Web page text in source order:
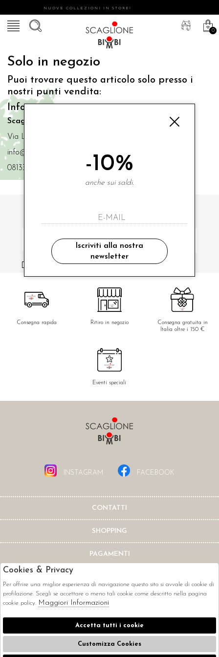
NUOVE COLLEZIONI IN STORE!
0
Solo in negozio
Puoi trovare questo articolo solo presso i
nostri punti vendita:
Info contatti
Scaglione Bimbi di Iacono Maria Angela
Via Luigi Mazzella,73 80077 Ischia
info@scaglionebimbi.com
0813331162
ISCRIVITI ALLA NOSTRA NEWSLETTER
ho letto ed accettato le condizioni sulla privacy.
Consegna rapida Ritiro in negozio
Consegna gratuita in
Italia oltre i 150 €
Eventi speciali
INSTAGRAM FACEBOOK
CONTATTI
SHOPPING
PAGAMENTI
CORRIERI
-10%
anche sui saldi.
Iscriviti alla nostra
newsletter
Cookies & Privacy
Per offrire una miglior esperienza di navigazione questo sito si avvale di cookie di
profilazione. Scegli se accettare o meno tali cookie come descritto nella pagina
cookie policy. Maggiori Informazioni
Accetta tutti i cookie
Customizza Cookies